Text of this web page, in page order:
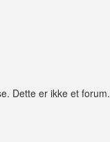
Dette er ikke et forum.